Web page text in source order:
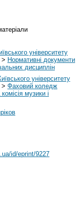
університету
> Нормативні документи
дисциплін
університету
> Фаховий коледж
музики і
id/eprint/9227